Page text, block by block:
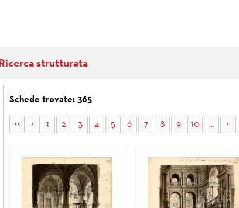
Ricerca strutturata
Schede trovate: 365
<< < 1 2 3 4 5 6 7 8 9 10 ... >